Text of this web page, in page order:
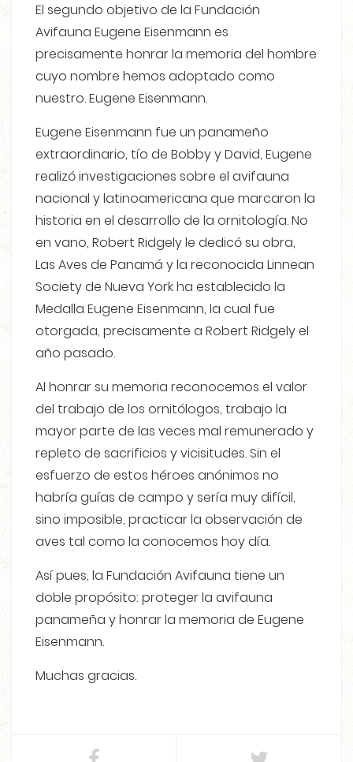
El segundo objetivo de la Fundación
Avifauna Eugene Eisenmann es
precisamente honrar la memoria del hombre
cuyo nombre hemos adoptado como
nuestro. Eugene Eisenmann.
Eugene Eisenmann fue un panameño
extraordinario, tío de Bobby y David, Eugene
realizó investigaciones sobre el avifauna
nacional y latinoamericana que marcaron la
historia en el desarrollo de la ornitología. No
en vano, Robert Ridgely le dedicó su obra,
Las Aves de Panamá y la reconocida Linnean
Society de Nueva York ha establecido la
Medalla Eugene Eisenmann, la cual fue
otorgada, precisamente a Robert Ridgely el
año pasado.
Al honrar su memoria reconocemos el valor
del trabajo de los ornitólogos, trabajo la
mayor parte de las veces mal remunerado y
repleto de sacrificios y vicisitudes. Sin el
esfuerzo de estos héroes anónimos no
habría guías de campo y sería muy difícil,
sino imposible, practicar la observación de
aves tal como la conocemos hoy día.
Así pues, la Fundación Avifauna tiene un
doble propósito: proteger la avifauna
panameña y honrar la memoria de Eugene
Eisenmann.
Muchas gracias.